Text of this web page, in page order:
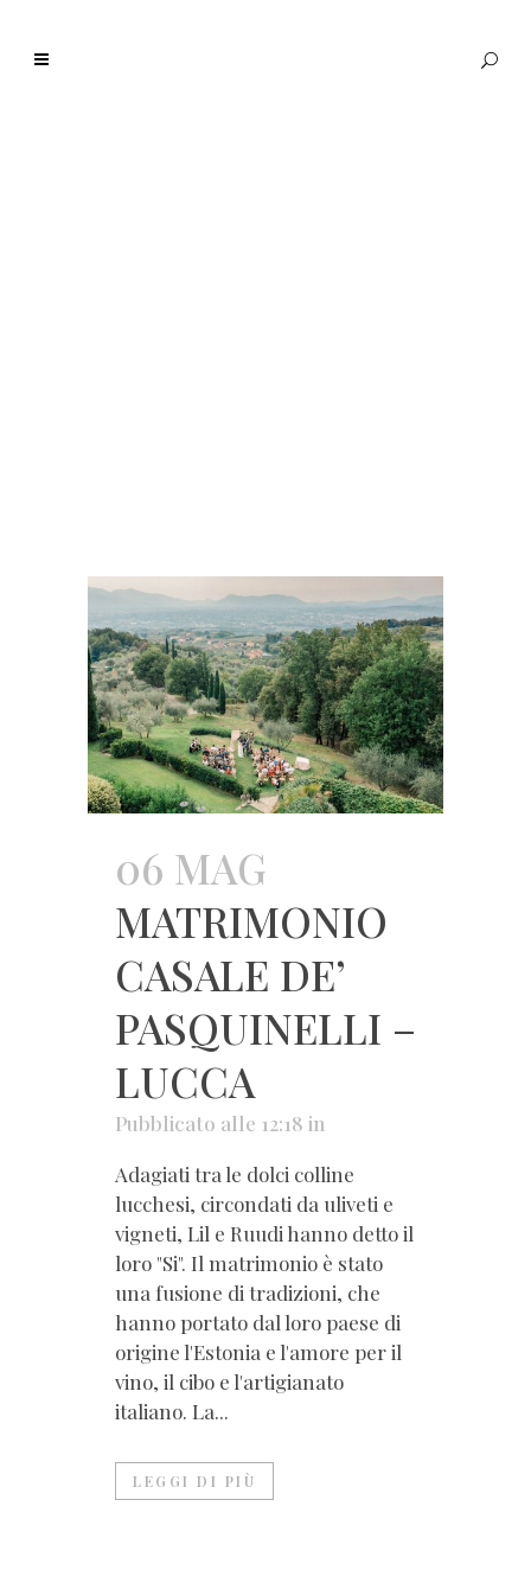
06 MAG
MATRIMONIO
CASALE DE’
PASQUINELLI –
LUCCA
Pubblicato alle 12:18 in
Adagiati tra le dolci colline
lucchesi, circondati da uliveti e
vigneti, Lil e Ruudi hanno detto il
loro "Si". Il matrimonio è stato
una fusione di tradizioni, che
hanno portato dal loro paese di
origine l'Estonia e l'amore per il
vino, il cibo e l'artigianato
italiano. La...
LEGGI DI PIÙ